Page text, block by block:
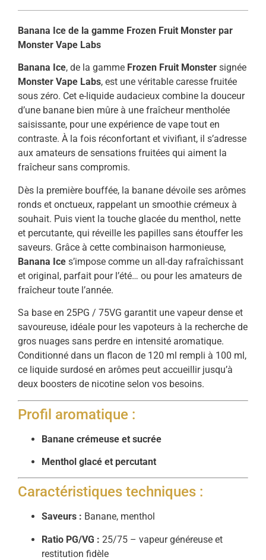
Banana Ice de la gamme Frozen Fruit Monster par
Monster Vape Labs
Banana Ice, de la gamme Frozen Fruit Monster signée
Monster Vape Labs, est une véritable caresse fruitée
sous zéro. Cet e-liquide audacieux combine la douceur
d’une banane bien mûre à une fraîcheur mentholée
saisissante, pour une expérience de vape tout en
contraste. À la fois réconfortant et vivifiant, il s’adresse
aux amateurs de sensations fruitées qui aiment la
fraîcheur sans compromis.
Dès la première bouffée, la banane dévoile ses arômes
ronds et onctueux, rappelant un smoothie crémeux à
souhait. Puis vient la touche glacée du menthol, nette
et percutante, qui réveille les papilles sans étouffer les
saveurs. Grâce à cette combinaison harmonieuse,
Banana Ice s’impose comme un all-day rafraîchissant
et original, parfait pour l’été… ou pour les amateurs de
fraîcheur toute l’année.
Sa base en 25PG / 75VG garantit une vapeur dense et
savoureuse, idéale pour les vapoteurs à la recherche de
gros nuages sans perdre en intensité aromatique.
Conditionné dans un flacon de 120 ml rempli à 100 ml,
ce liquide surdosé en arômes peut accueillir jusqu’à
deux boosters de nicotine selon vos besoins.
Profil aromatique :
Banane crémeuse et sucrée
Menthol glacé et percutant
Caractéristiques techniques :
Saveurs : Banane, menthol
Ratio PG/VG : 25/75 – vapeur généreuse et
restitution fidèle